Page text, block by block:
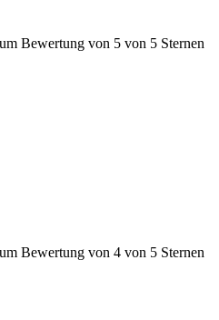
Bewertung von 5 von 5 Sternen
Bewertung von 4 von 5 Sternen